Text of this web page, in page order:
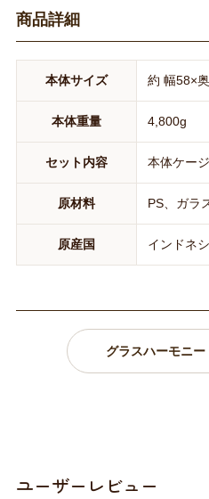
商品詳細
本体サイズ 約 幅58×
本体重量 4,800g
セット内容 本体ケージ
原材料 PS、ガラ
原産国 インドネ
グラスハーモニ
ユーザーレビュー